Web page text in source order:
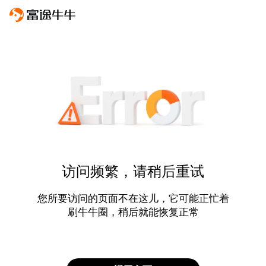
访问频繁，请稍后重试
您所要访问的页面不在这儿，它可能正忙着
刷牛牛圈，稍后就能恢复正常